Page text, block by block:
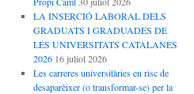
LA INSERCIÓ LABORAL DELS
GRADUATS I GRADUADES DE
LES UNIVERSITATS CATALANES
2026 16 juliol 2026
Les carreres universitàries en risc de
desaparèixer (o transformar-se) per la